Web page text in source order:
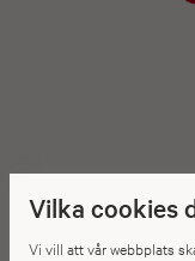
Vilka cookies
Vi vill att vår webbplats